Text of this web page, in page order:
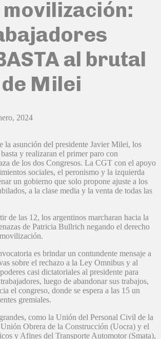
movilización:
al brutal
Milei
2024
la asunción del presidente Javier Milei, los
y realizaran el primer paro con
de los dos Congresos. La CGT con el apoyo
sociales, el peronismo y la izquierda
un gobierno que solo propone ajuste a los
a la clase media y la venta de todas las
de las 12, los argentinos marcharan hacia la
de Patricia Bullrich negando el derecho
es brindar un contundente mensaje a
sobre el rechazo a la Ley Omnibus y al
casi dictatoriales al presidente para
luego de abandonar sus trabajos,
el congreso, donde se espera a las 15 un
gremiales.
como la Unión del Personal Civil de la
Obrera de la Construcción (Uocra) y el
y Afines del Transporte Automotor (Smata),